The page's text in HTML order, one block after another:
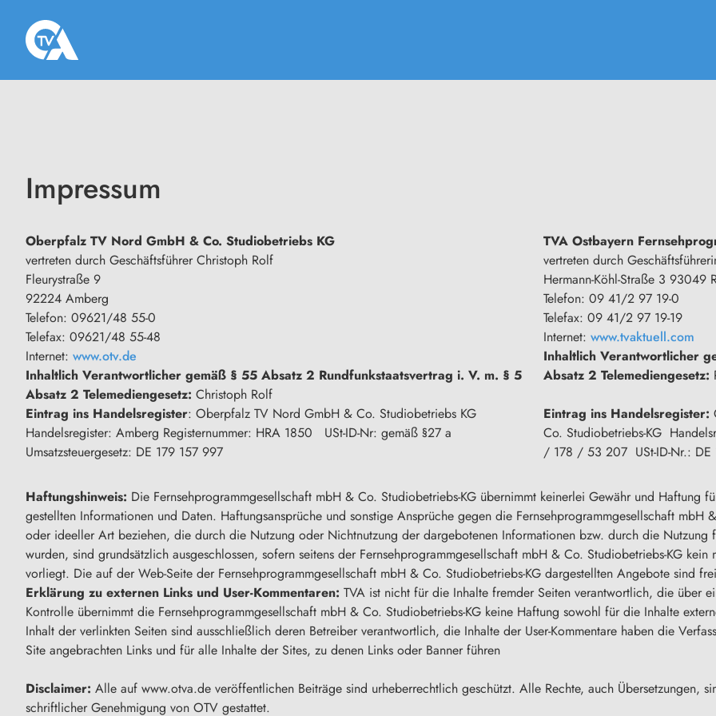
Impressum
Oberpfalz TV Nord GmbH & Co. Studiobetriebs KG
vertreten durch Geschäftsführer Christoph Rolf
Fleurystraße 9
92224 Amberg
Telefon: 09621/48 55-0
Telefax: 09621/48 55-48
Internet: www.otv.de
Inhaltlich Verantwortlicher gemäß § 55 Absatz 2 Rundfunkstaatsvertrag i. V. m. § 5
Absatz 2 Telemediengesetz: Christoph Rolf
Eintrag ins Handelsregister: Oberpfalz TV Nord GmbH & Co. Studiobetriebs KG
Handelsregister: Amberg Registernummer: HRA 1850 USt-ID-Nr: gemäß §27 a
Umsatzsteuergesetz: DE 179 157 997
TVA Ostbayern
vertreten durch
Hermann-Köhl-Straße 3 93049
Telefon: 09 41/2 97 19-0
Telefax: 09 41/2 97 19-19
Internet: www.tvaktuell.com
Inhaltlich Verantwortlicher
Absatz 2 Telemediengesetz:
Eintrag ins Handelsregister:
Co. Studiobetriebs-KG
/ 178 / 53 207 USt-ID-Nr.: DE
Haftungshinweis: Die Fernsehprogrammgesellschaft mbH & Co. Studiobetriebs-KG übernimmt keinerlei Gewähr und
gestellten Informationen und Daten. Haftungsansprüche und sonstige Ansprüche gegen die Fernsehprogrammgesellschaft
oder ideeller Art beziehen, die durch die Nutzung oder Nichtnutzung der dargebotenen Informationen bzw. durch die Nutzung
wurden, sind grundsätzlich ausgeschlossen, sofern seitens der Fernsehprogrammgesellschaft mbH & Co. Studiobetriebs-KG
vorliegt. Die auf der Web-Seite der Fernsehprogrammgesellschaft mbH & Co. Studiobetriebs-KG dargestellten Angebote sind
Erklärung zu externen Links und User-Kommentaren: TVA ist nicht für die Inhalte fremder Seiten verantwortlich, die über
Kontrolle übernimmt die Fernsehprogrammgesellschaft mbH & Co. Studiobetriebs-KG keine Haftung sowohl für die Inhalte
Inhalt der verlinkten Seiten sind ausschließlich deren Betreiber verantwortlich, die Inhalte der User-Kommentare haben die
Site angebrachten Links und für alle Inhalte der Sites, zu denen Links oder Banner führen
Disclaimer: Alle auf www.otva.de veröffentlichen Beiträge sind urheberrechtlich geschützt. Alle Rechte, auch Übersetzungen,
schriftlicher Genehmigung von OTV gestattet.